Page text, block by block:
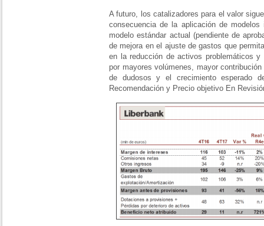
A futuro, los catalizadores para el valor
consecuencia de la aplicación de
modelo estándar actual (pendiente de
de mejora en el ajuste de gastos que
en la reducción de activos problemáticos
por mayores volúmenes, mayor
de dudosos y el crecimiento esperado
Recomendación y Precio objetivo En